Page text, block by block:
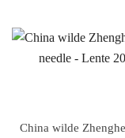
China wilde